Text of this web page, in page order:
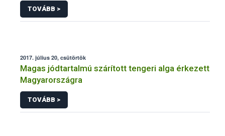
TOVÁBB >
2017. július 20, csütörtök
Magas jódtartalmú szárított tengeri alga érkezett
Magyarországra
TOVÁBB >